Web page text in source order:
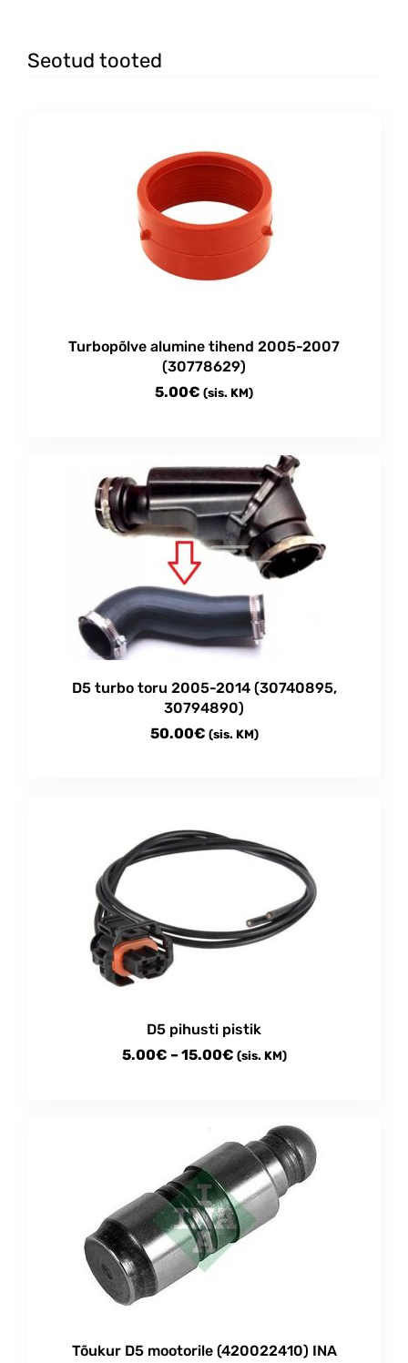
Seotud tooted
Turbopõlve alumine tihend 2005-2007
(30778629)
5.00€ (sis. KM)
D5 turbo toru 2005-2014 (30740895,
30794890)
50.00€ (sis. KM)
D5 pihusti pistik
5.00€ –15.00€Price
through
15.00€
(sis. KM)
chosen
pageTõukur D5 mootorile (420022410) INA